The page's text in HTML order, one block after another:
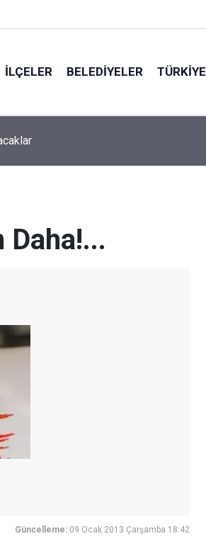
İLÇELER BELEDIYELER TÜRKIYE
Daha!...
Güncelleme: 09 Ocak 2013 Çarşamba 18:42